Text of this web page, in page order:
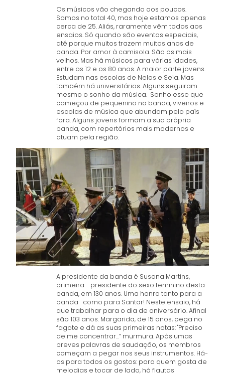
Os músicos vão chegando aos poucos.
Somos no total 40, mas hoje estamos apenas
cerca de 25. Aliás, raramente vêm todos aos
ensaios. Só quando são eventos especiais,
até porque muitos trazem muitos anos de
banda. Por amor à camisola. São os mais
velhos. Mas há músicos para várias idades,
entre os 12 e os 80 anos. A maior parte jovens.
Estudam nas escolas de Nelas e Seia. Mas
também há universitários. Alguns seguiram
mesmo o sonho da música. Sonho esse que
começou de pequenino na banda, viveiros e
escolas de música que abundam pelo país
fora. Alguns jovens formam a sua própria
banda, com repertórios mais modernos e
atuam pela região.
A presidente da banda é Susana Martins,
primeira presidente do sexo feminino desta
banda, em 130 anos. Uma honra tanto para a
banda como para Santar! Neste ensaio, há
que trabalhar para o dia de aniversário. Afinal
são 103 anos. Margarida, de 15 anos, pega no
fagote e dá as suas primeiras notas: "Preciso
de me concentrar…” murmura. Após umas
breves palavras de saudação, os membros
começam a pegar nos seus instrumentos. Há-
os para todos os gostos: para quem gosta de
melodias e tocar de lado, há flautas